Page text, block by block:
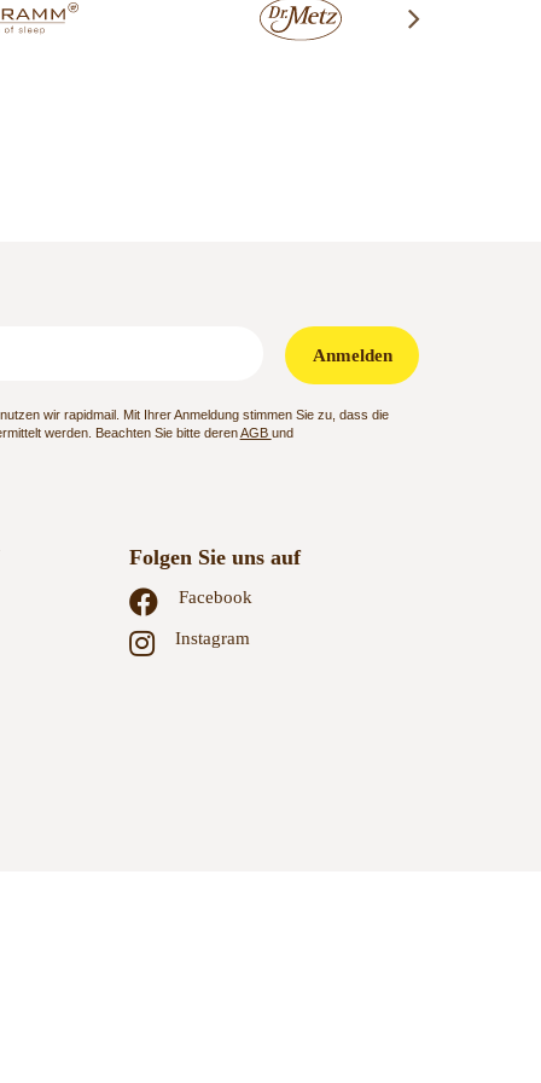
Anmelden
wir rapidmail. Mit Ihrer Anmeldung stimmen Sie zu, dass die
werden. Beachten Sie bitte derenAGB und
Folgen Sie uns auf
Facebook
Instagram